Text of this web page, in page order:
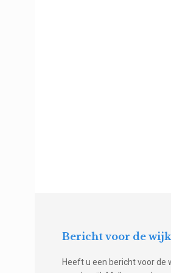
Bericht voor de
Heeft u een bericht voor de